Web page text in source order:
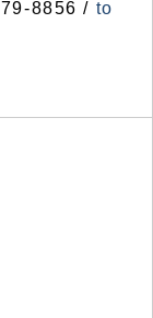
8856 / to